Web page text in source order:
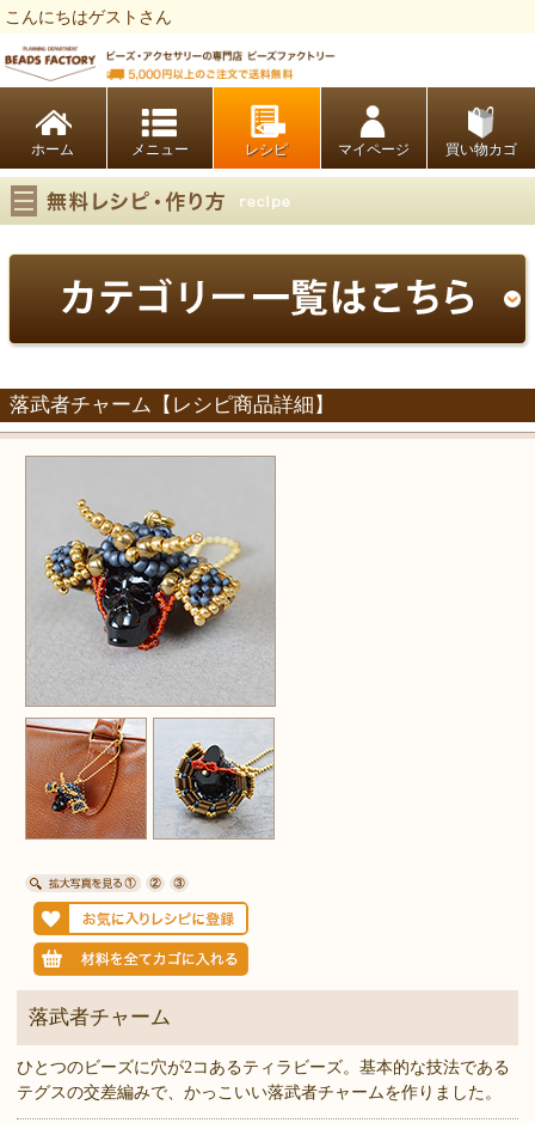
こんにちはゲストさん
ホーム レシピ マイページ 買い物カゴ
落武者チャーム【レシピ商品詳細】
落武者チャーム
ひとつのビーズに穴が2コあるティラビーズ。基本的な技法である
テグスの交差編みで、かっこいい落武者チャームを作りました。